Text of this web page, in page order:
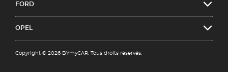
FORD
OPEL
Copyright © 2026 BYmyCAR. Tous droits réservés.